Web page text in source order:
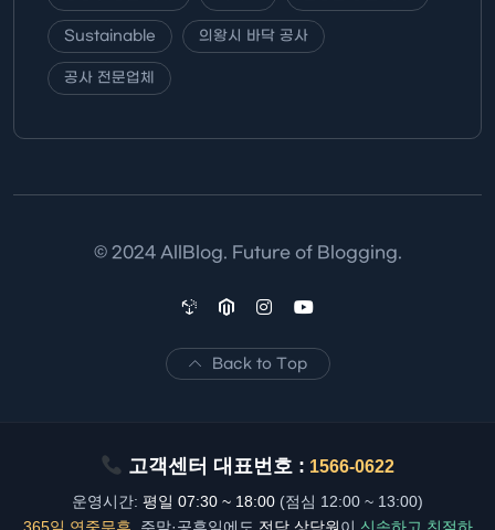
Sustainable 의왕시 바닥 공사
공사 전문업체
© 2024 AllBlog. Future of Blogging.
Back to Top
고객센터 대표번호 : 1566-0622
운영시간: 평일 07:30 ~ 18:00 (점심 12:00 ~ 13:00)